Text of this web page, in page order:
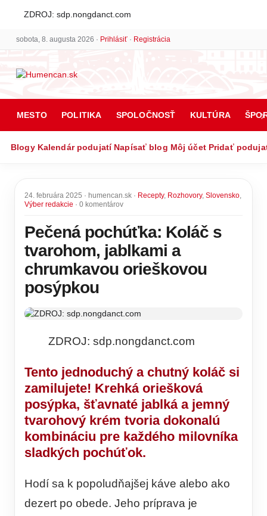
ZDROJ: sdp.nongdanct.com
sobota, 8. augusta 2026 · Prihlásiť· Registrácia
MESTO POLITIKA SPOLOČNOSŤ KULTÚRA
Blogy Kalendár podujatí Napísať blog Môj účet Pridať
24. februára 2025 · humencan.sk · Recepty, Rozhovory, Slovensko,
Výber redakcie · 0 komentárov
Pečená pochúťka: Koláč s
tvarohom, jablkami a
chrumkavou orieškovou
posýpkou
ZDROJ: sdp.nongdanct.com
Tento jednoduchý a chutný koláč si
zamilujete! Krehká oriešková
posýpka, šťavnaté jablká a jemný
tvarohový krém tvoria dokonalú
kombináciu pre každého milovníka
sladkých pochúťok.
Hodí sa k popoludňajšej káve alebo ako
dezert po obede. Jeho príprava je